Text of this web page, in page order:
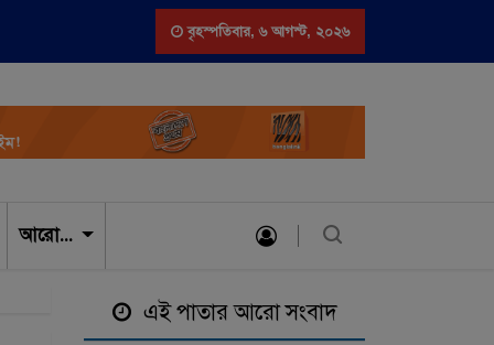
৯ দেশের উপর ভিসা নিষেধাজ্ঞা আমিরাতের
বৃহস্পতিবার,৬ আগস্ট, ২০২৬
আরো…
এই পাতার আরো সংবাদ